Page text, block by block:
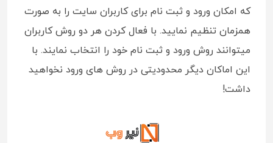
که امکان ورود و ثبت نام برای کاربران سایت را به صورت
همزمان تنظیم نمایید. با فعال کردن هر دو روش کاربران
میتوانند روش ورود و ثبت نام خود را انتخاب نمایند. با
این اماکان دیگر محدودیتی در روش های ورود نخواهید
داشت!